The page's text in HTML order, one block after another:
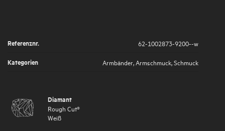
Referenznr.
62-1002873-9200--w
Kategorien
Armbänder Armschmuck Schmuck
Diamant
Rough Cut®
Weiß